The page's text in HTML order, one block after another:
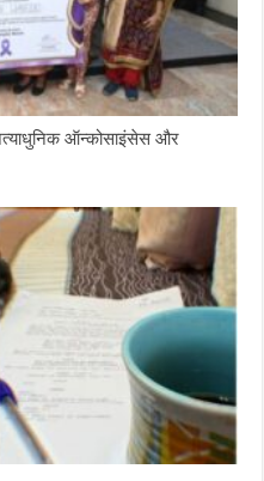
ऑन्कोसाइंसेस और